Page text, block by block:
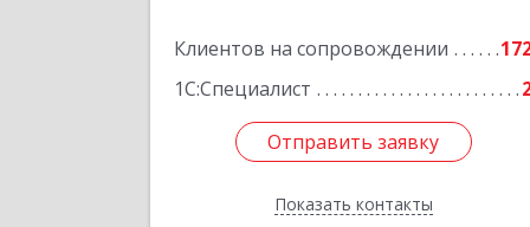
Клиентов на сопровождении
1С:Специалист
Отправить заявку
Показать контакты
Отправить заявку
Назад